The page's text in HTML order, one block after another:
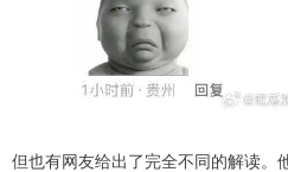
但也有网友给出了完全不同的解读。